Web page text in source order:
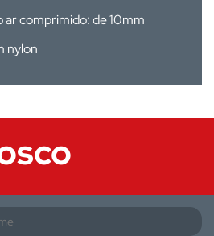
ar comprimido: de 10mm
nylon